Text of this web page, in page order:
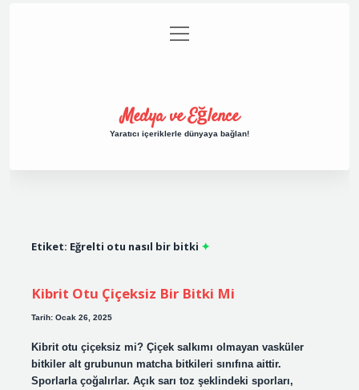
Gizlilik Politikası
menüyü
aç
Medya ve Eğlence
Yaratıcı içeriklerle dünyaya bağlan!
Etiket: Eğrelti otu nasıl bir bitki
Kibrit Otu Çiçeksiz Bir Bitki Mi
Tarih: Ocak 26, 2025
Kibrit otu çiçeksiz mi? Çiçek salkımı olmayan vasküler
bitkiler alt grubunun matcha bitkileri sınıfına aittir.
Sporlarla çoğalırlar. Açık sarı toz şeklindeki sporları,